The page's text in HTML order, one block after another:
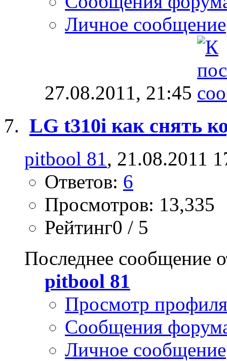
Личное сообщение
27.08.2011, 21:45
LG t310i как снять
pitbool 81, 21.08.2011
Ответов: 6
Просмотров: 13,335
Рейтинг0 / 5
Последнее сообщение
pitbool 81
Просмотр профиля
Сообщения
Личное сообщение